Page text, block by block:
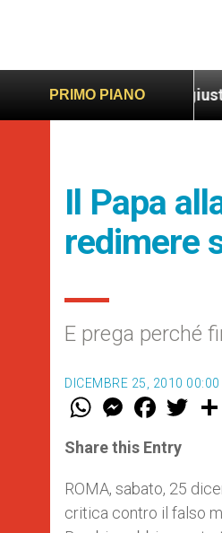
PRIMO PIANO
più sano e giusto
Il Papa
redimere
E prega perché
DICEMBRE 25, 2010 00:00
W
t
s
p
p
M
e
s
e
g
e
r
F
a
e
b
o
k
w
r
Share this Entry
ROMA, sabato, 25
critica contro il falso